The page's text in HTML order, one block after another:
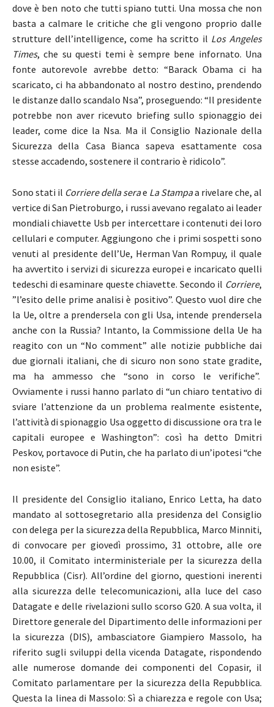
dove è ben noto che tutti spiano tutti. Una mossa che non
basta a calmare le critiche che gli vengono proprio dalle
strutture dell’intelligence, come ha scritto il Los Angeles
Times, che su questi temi è sempre bene infornato. Una
fonte autorevole avrebbe detto: “Barack Obama ci ha
scaricato, ci ha abbandonato al nostro destino, prendendo
le distanze dallo scandalo Nsa”, proseguendo: “Il presidente
potrebbe non aver ricevuto briefing sullo spionaggio dei
leader, come dice la Nsa. Ma il Consiglio Nazionale della
Sicurezza della Casa Bianca sapeva esattamente cosa
stesse accadendo, sostenere il contrario è ridicolo”.
Sono stati il Corriere della serae La Stampaa rivelare che, al
vertice di San Pietroburgo, i russi avevano regalato ai leader
mondiali chiavette Usb per intercettare i contenuti dei loro
cellulari e computer. Aggiungono che i primi sospetti sono
venuti al presidente dell’Ue, Herman Van Rompuy, il quale
ha avvertito i servizi di sicurezza europei e incaricato quelli
tedeschi di esaminare queste chiavette. Secondo il Corriere,
”l’esito delle prime analisi è positivo”. Questo vuol dire che
la Ue, oltre a prendersela con gli Usa, intende prendersela
anche con la Russia? Intanto, la Commissione della Ue ha
reagito con un “No comment” alle notizie pubbliche dai
due giornali italiani, che di sicuro non sono state gradite,
ma ha ammesso che “sono in corso le verifiche”.
Ovviamente i russi hanno parlato di “un chiaro tentativo di
sviare l’attenzione da un problema realmente esistente,
l’attività di spionaggio Usa oggetto di discussione ora tra le
capitali europee e Washington”: così ha detto Dmitri
Peskov, portavoce di Putin, che ha parlato di un’ipotesi “che
non esiste”.
Il presidente del Consiglio italiano, Enrico Letta, ha dato
mandato al sottosegretario alla presidenza del Consiglio
con delega per la sicurezza della Repubblica, Marco Minniti,
di convocare per giovedì prossimo, 31 ottobre, alle ore
10.00, il Comitato interministeriale per la sicurezza della
Repubblica (Cisr). All’ordine del giorno, questioni inerenti
alla sicurezza delle telecomunicazioni, alla luce del caso
Datagate e delle rivelazioni sullo scorso G20. A sua volta, il
Direttore generale del Dipartimento delle informazioni per
la sicurezza (DIS), ambasciatore Giampiero Massolo, ha
riferito sugli sviluppi della vicenda Datagate, rispondendo
alle numerose domande dei componenti del Copasir, il
Comitato parlamentare per la sicurezza della Repubblica.
Questa la linea di Massolo: Sì a chiarezza e regole con Usa;